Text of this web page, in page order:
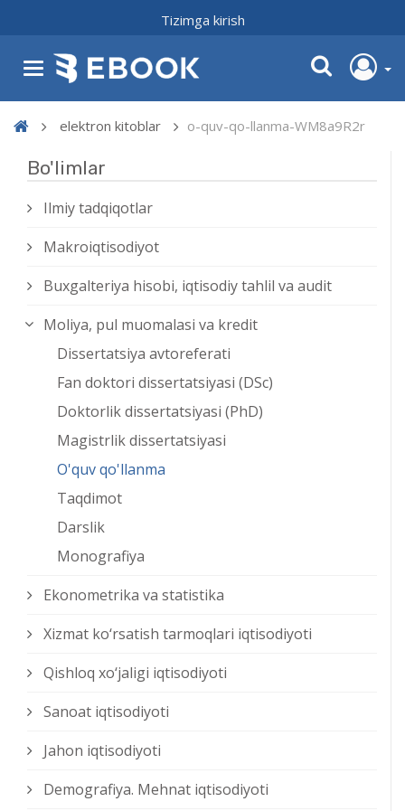
Tizimga kirish
elektron kitoblar o-quv-qo-llanma-WM8a9R2r
Bo'limlar
Ilmiy tadqiqotlar
Makroiqtisodiyot
Buxgalteriya hisobi, iqtisodiy tahlil va audit
Moliya, pul muomalasi va kredit
Dissertatsiya avtoreferati
Fan doktori dissertatsiyasi (DSc)
Doktorlik dissertatsiyasi (PhD)
Magistrlik dissertatsiyasi
O'quv qo'llanma
Taqdimot
Darslik
Monografiya
Ekonometrika va statistika
Xizmat kо‘rsatish tarmoqlari iqtisodiyoti
Qishloq xо‘jaligi iqtisodiyoti
Sanoat iqtisodiyoti
Jahon iqtisodiyoti
Demografiya. Mehnat iqtisodiyoti